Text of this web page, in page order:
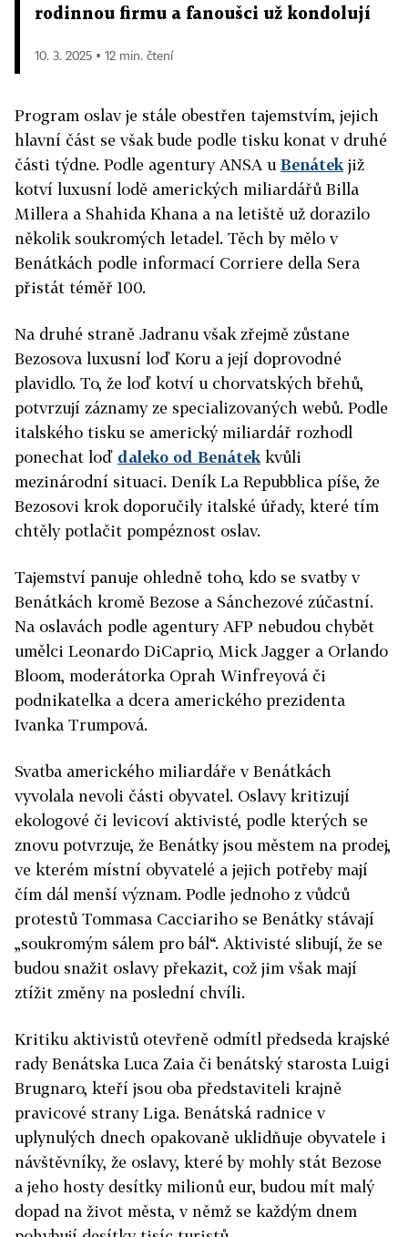
rodinnou firmu a fanoušci už kondolují
10. 3. 2025 ▪ 12 min. čtení
Program oslav je stále obestřen tajemstvím, jejich
hlavní část se však bude podle tisku konat v druhé
části týdne. Podle agentury ANSA u Benátek již
kotví luxusní lodě amerických miliardářů Billa
Millera a Shahida Khana a na letiště už dorazilo
několik soukromých letadel. Těch by mělo v
Benátkách podle informací Corriere della Sera
přistát téměř 100.
Na druhé straně Jadranu však zřejmě zůstane
Bezosova luxusní loď Koru a její doprovodné
plavidlo. To, že loď kotví u chorvatských břehů,
potvrzují záznamy ze specializovaných webů. Podle
italského tisku se americký miliardář rozhodl
ponechat loď daleko od Benátek kvůli
mezinárodní situaci. Deník La Repubblica píše, že
Bezosovi krok doporučily italské úřady, které tím
chtěly potlačit pompéznost oslav.
Tajemství panuje ohledně toho, kdo se svatby v
Benátkách kromě Bezose a Sánchezové zúčastní.
Na oslavách podle agentury AFP nebudou chybět
umělci Leonardo DiCaprio, Mick Jagger a Orlando
Bloom, moderátorka Oprah Winfreyová či
podnikatelka a dcera amerického prezidenta
Ivanka Trumpová.
Svatba amerického miliardáře v Benátkách
vyvolala nevoli části obyvatel. Oslavy kritizují
ekologové či levicoví aktivisté, podle kterých se
znovu potvrzuje, že Benátky jsou městem na prodej,
ve kterém místní obyvatelé a jejich potřeby mají
čím dál menší význam. Podle jednoho z vůdců
protestů Tommasa Cacciariho se Benátky stávají
„soukromým sálem pro bál“. Aktivisté slibují, že se
budou snažit oslavy překazit, což jim však mají
ztížit změny na poslední chvíli.
Kritiku aktivistů otevřeně odmítl předseda krajské
rady Benátska Luca Zaia či benátský starosta Luigi
Brugnaro, kteří jsou oba představiteli krajně
pravicové strany Liga. Benátská radnice v
uplynulých dnech opakovaně uklidňuje obyvatele i
návštěvníky, že oslavy, které by mohly stát Bezose
a jeho hosty desítky milionů eur, budou mít malý
dopad na život města, v němž se každým dnem